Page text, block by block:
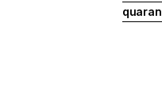
quaran